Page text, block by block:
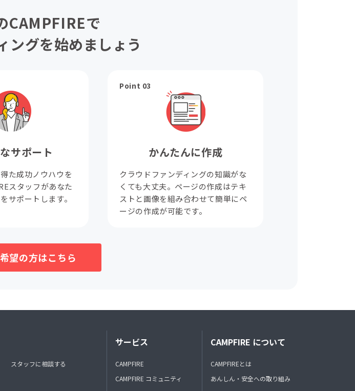
CAMPFIREで
ングを始めましょう
サポート
た成功ノウハウを
スタッフがあなた
サポートします。
Point 03
かんたんに作成
クラウドファンディングの知識がな
くても大丈夫。ページの作成はテキ
ストと画像を組み合わせて簡単にペ
ージの作成が可能です。
望の方はこちら
スタッフに相談する
サービス
CAMPFIRE
CAMPFIRE コミュニティ
CAMPFIRE について
CAMPFIREとは
あんしん・安全への取り組み